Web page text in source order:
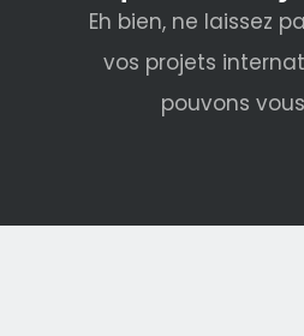
Eh bien, ne laissez
vos projets
pouvons